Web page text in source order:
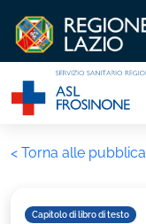
< Torna alle
Capitolo di libro di testo